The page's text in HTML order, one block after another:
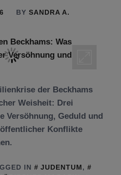
BY SANDRA A.
der Beckhams
Weisheit: Drei
Versöhnung, Geduld und
Konflikte
IN JUDENTUM,